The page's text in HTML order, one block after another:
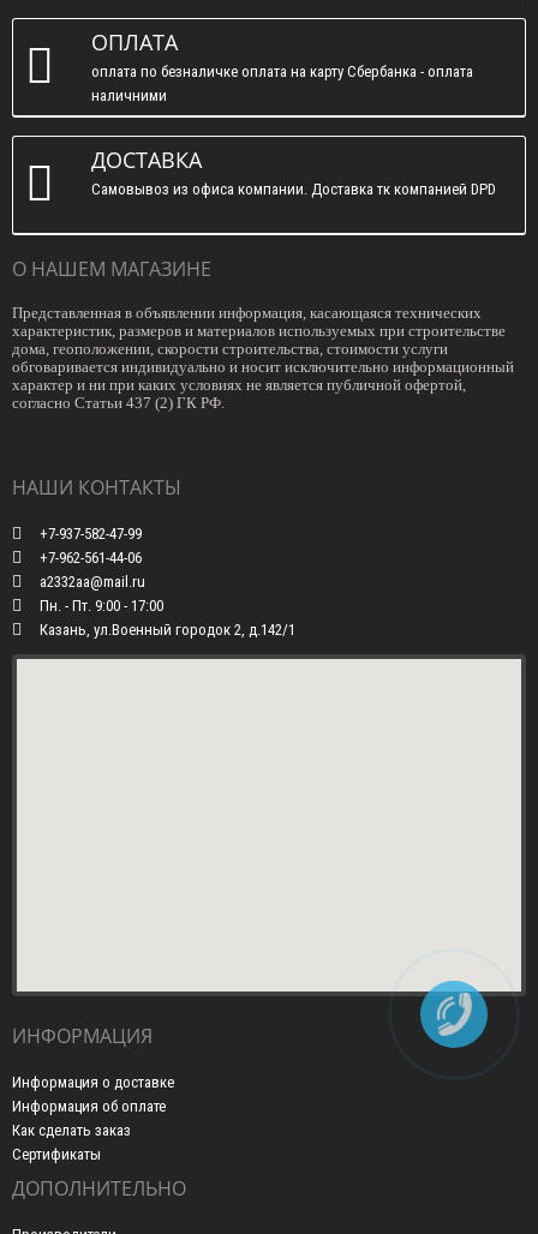
ОПЛАТА
оплата по безналичке оплата на карту Сбербанка - оплата
наличними
ДОСТАВКА
Самовывоз из офиса компании. Доставка тк компанией DPD
О НАШЕМ МАГАЗИНЕ
Представленная в объявлении информация, касающаяся технических
характеристик, размеров и материалов используемых при строительстве
дома, геоположении, скорости строительства, стоимости услуги
обговаривается индивидуально и носит исключительно информационный
характер и ни при каких условиях не является публичной офертой,
согласно Статьи 437 (2) ГК РФ.
НАШИ КОНТАКТЫ
+7-937-582-47-99
+7-962-561-44-06
a2332aa@mail.ru
Пн. - Пт. 9:00 - 17:00
Казань, ул.Военный городок 2, д.142/1
ИНФОРМАЦИЯ
Информация о доставке
Информация об оплате
Как сделать заказ
Сертификаты
ДОПОЛНИТЕЛЬНО